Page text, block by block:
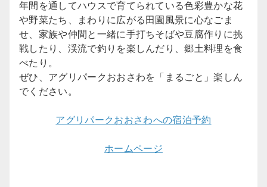
年間を通してハウスで育てられている色彩豊かな花
や野菜たち、まわりに広がる田園風景に心なごま
せ、家族や仲間と一緒に手打ちそばや豆腐作りに挑
戦したり、渓流で釣りを楽しんだり、郷土料理を食
べたり。
ぜひ、アグリパークおおさわを「まるごと」楽しん
でください。
アグリパークおおさわへの宿泊予約
ホームページ